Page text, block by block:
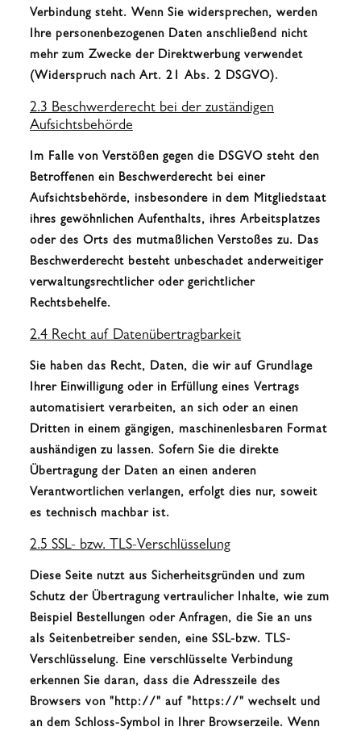
Verbindung steht. Wenn Sie widersprechen, werden
Ihre personenbezogenen Daten anschließend nicht
mehr zum Zwecke der Direktwerbung verwendet
(Widerspruch nach Art. 21 Abs. 2 DSGVO).
2.3 Beschwerderecht bei der zuständigen
Aufsichtsbehörde
Im Falle von Verstößen gegen die DSGVO steht den
Betroffenen ein Beschwerderecht bei einer
Aufsichtsbehörde, insbesondere in dem Mitgliedstaat
ihres gewöhnlichen Aufenthalts, ihres Arbeitsplatzes
oder des Orts des mutmaßlichen Verstoßes zu. Das
Beschwerderecht besteht unbeschadet anderweitiger
verwaltungsrechtlicher oder gerichtlicher
Rechtsbehelfe.
2.4 Recht auf Datenübertragbarkeit
Sie haben das Recht, Daten, die wir auf Grundlage
Ihrer Einwilligung oder in Erfüllung eines Vertrags
automatisiert verarbeiten, an sich oder an einen
Dritten in einem gängigen, maschinenlesbaren Format
aushändigen zu lassen. Sofern Sie die direkte
Übertragung der Daten an einen anderen
Verantwortlichen verlangen, erfolgt dies nur, soweit
es technisch machbar ist.
2.5 SSL- bzw. TLS-Verschlüsselung
Diese Seite nutzt aus Sicherheitsgründen und zum
Schutz der Übertragung vertraulicher Inhalte, wie zum
Beispiel Bestellungen oder Anfragen, die Sie an uns
als Seitenbetreiber senden, eine SSL-bzw. TLS-
Verschlüsselung. Eine verschlüsselte Verbindung
erkennen Sie daran, dass die Adresszeile des
Browsers von "http://" auf "https://" wechselt und
an dem Schloss-Symbol in Ihrer Browserzeile. Wenn